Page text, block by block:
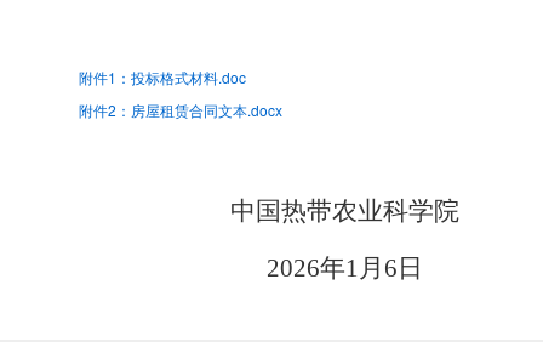
附件1：投标格式材料.doc
附件2：房屋租赁合同文本.docx
中国热带农业科学院
2026年1月 6 日